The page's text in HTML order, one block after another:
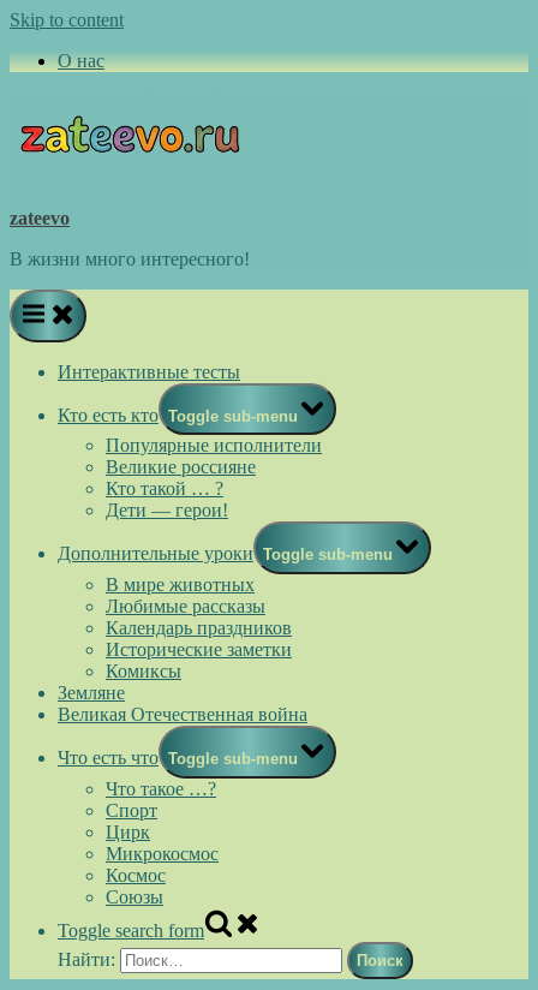
Skip to content
О нас
zateevo
В жизни много интересного!
Интерактивные тесты
Кто есть кто Toggle sub-menu
Популярные исполнители
Великие россияне
Кто такой … ?
Дети — герои!
Дополнительные уроки Toggle sub-menu
В мире животных
Любимые рассказы
Календарь праздников
Исторические заметки
Комиксы
Земляне
Великая Отечественная война
Что есть что Toggle sub-menu
Что такое …?
Спорт
Цирк
Микрокосмос
Космос
Союзы
Toggle search form
Найти: